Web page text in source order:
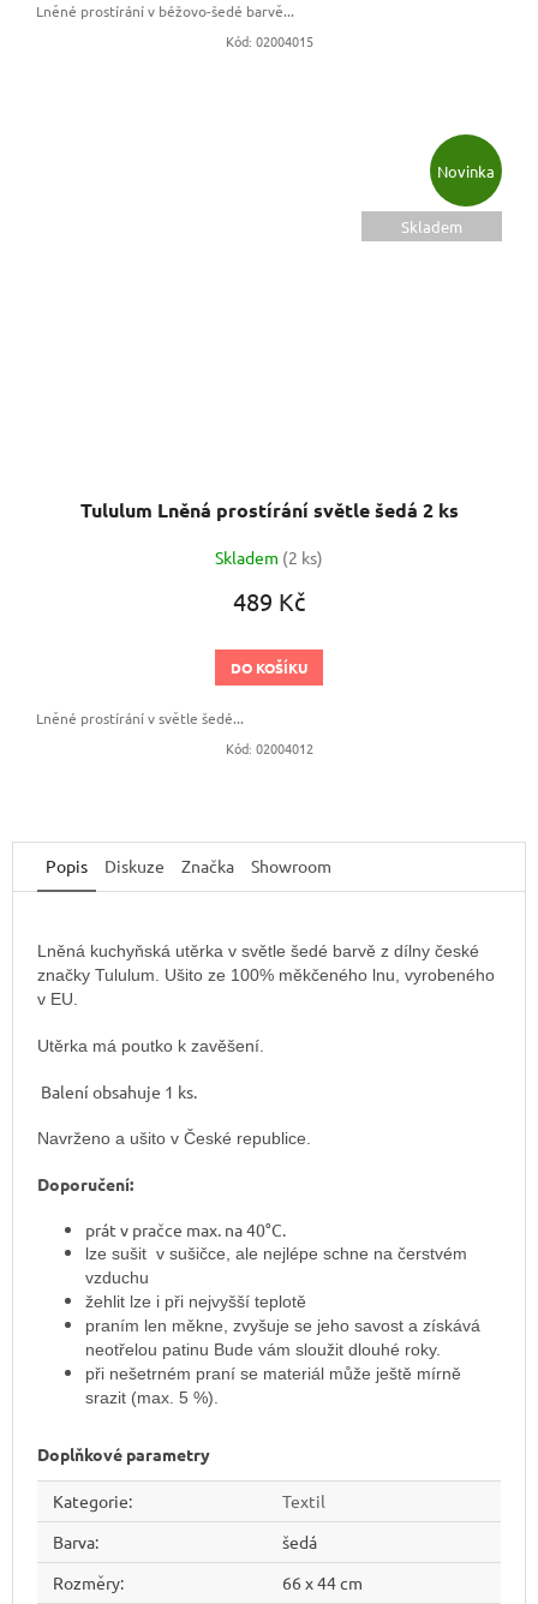
Lněné prostírání v béžovo-šedé barvě...
Kód: 02004015
Novinka
Skladem
Tululum Lněná prostírání světle šedá 2 ks
Skladem (2 ks)
489 Kč
DO KOŠÍKU
Lněné prostírání v světle šedé...
Kód: 02004012
Popis Diskuze Značka Showroom
Lněná kuchyňská utěrka v světle šedé barvě z dílny české
značky Tululum. Ušito ze 100% měkčeného lnu, vyrobeného
v EU.
Utěrka má poutko k zavěšení.
Balení obsahuje 1 ks.
Navrženo a ušito v České republice.
Doporučení:
prát v pračce max. na 40°C.
lze sušit v sušičce, ale nejlépe schne na čerstvém
vzduchu
žehlit lze i při nejvyšší teplotě
praním len měkne, zvyšuje se jeho savost a získává
neotřelou patinu Bude vám sloužit dlouhé roky.
při nešetrném praní se materiál může ještě mírně
srazit (max. 5 %).
Doplňkové parametry
Kategorie:
Textil
Barva:
šedá
Rozměry: 66 x 44 cm